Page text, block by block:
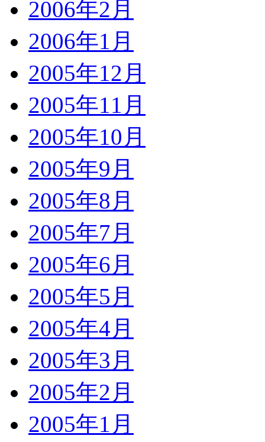
2006年2月
2006年1月
2005年12月
2005年11月
2005年10月
2005年9月
2005年8月
2005年7月
2005年6月
2005年5月
2005年4月
2005年3月
2005年2月
2005年1月